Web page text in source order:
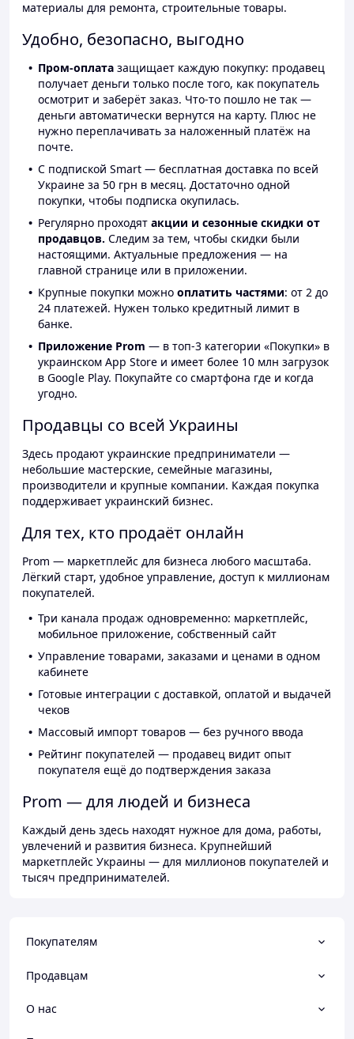
материалы для ремонта, строительные товары.
Удобно, безопасно, выгодно
Пром-оплата защищает каждую покупку: продавец
получает деньги только после того, как покупатель
осмотрит и заберёт заказ. Что-то пошло не так —
деньги автоматически вернутся на карту. Плюс не
нужно переплачивать за наложенный платёж на
почте.
С подпиской Smart — бесплатная доставка по всей
Украине за 50 грн в месяц. Достаточно одной
покупки, чтобы подписка окупилась.
Регулярно проходят акции и сезонные скидки от
продавцов. Следим за тем, чтобы скидки были
настоящими. Актуальные предложения — на
главной странице или в приложении.
Крупные покупки можно оплатить частями: от 2 до
24 платежей. Нужен только кредитный лимит в
банке.
Приложение Prom — в топ-3 категории «Покупки» в
украинском App Store и имеет более 10 млн загрузок
в Google Play. Покупайте со смартфона где и когда
угодно.
Продавцы со всей Украины
Здесь продают украинские предприниматели —
небольшие мастерские, семейные магазины,
производители и крупные компании. Каждая покупка
поддерживает украинский бизнес.
Для тех, кто продаёт онлайн
Prom — маркетплейс для бизнеса любого масштаба.
Лёгкий старт, удобное управление, доступ к миллионам
покупателей.
Три канала продаж одновременно: маркетплейс,
мобильное приложение, собственный сайт
Управление товарами, заказами и ценами в одном
кабинете
Готовые интеграции с доставкой, оплатой и выдачей
чеков
Массовый импорт товаров — без ручного ввода
Рейтинг покупателей — продавец видит опыт
покупателя ещё до подтверждения заказа
Prom — для людей и бизнеса
Каждый день здесь находят нужное для дома, работы,
увлечений и развития бизнеса. Крупнейший
маркетплейс Украины — для миллионов покупателей и
тысяч предпринимателей.
Покупателям
Продавцам
О нас